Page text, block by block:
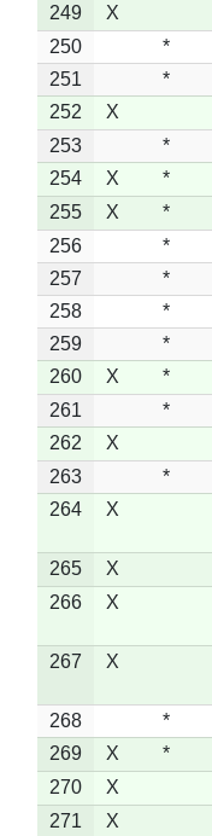
249
X
250
*
251
*
252
X
253
*
254
X *
255
X *
256
*
257
*
258
*
259
*
260
X *
261
*
262
X
263
*
264
X
265 X
266
X
267 X
268 *
269
X *
270
X
271
X